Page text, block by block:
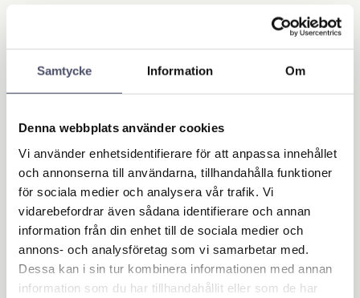
Samtycke Information Om
Denna webbplats använder cookies
Vi använder enhetsidentifierare för att anpassa innehållet
och annonserna till användarna, tillhandahålla funktioner
för sociala medier och analysera vår trafik. Vi
vidarebefordrar även sådana identifierare och annan
information från din enhet till de sociala medier och
annons- och analysföretag som vi samarbetar med.
Dessa kan i sin tur kombinera informationen med annan
information som du har tillhandahållit eller som de har
Hake till grind 13mm
tapp - Rak bas
fast. Rak bas. Tappens